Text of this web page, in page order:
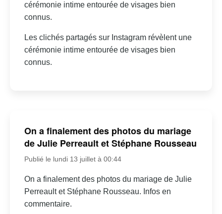
cérémonie intime entourée de visages bien
connus.
Les clichés partagés sur Instagram révèlent une
cérémonie intime entourée de visages bien
connus.
On a finalement des photos du mariage
de Julie Perreault et Stéphane Rousseau
Publié le lundi 13 juillet à 00:44
On a finalement des photos du mariage de Julie
Perreault et Stéphane Rousseau. Infos en
commentaire.